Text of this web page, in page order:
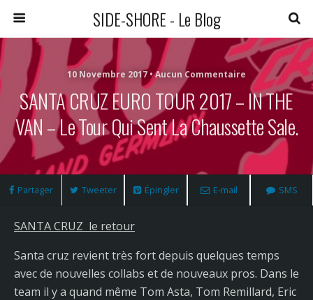
SIDE-SHORE - Le Blog
10 Novembre 2017 • Aucun Commentaire
SANTA CRUZ EURO TOUR 2017 – IN THE
VAN – Le Tour Qui Sent La Chaussette Sale.
Partager Tweeter Épingler E-mail SMS
SANTA CRUZ le retour
Santa cruz revient très fort depuis quelques temps
avec de nouvelles collabs et de nouveaux pros. Dans le
team il y a quand même Tom Asta, Tom Remillard, Eric